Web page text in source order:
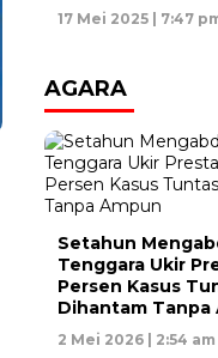
17 Mei 2025 | 7:47
AGARA
Setahun
Tenggara Ukir
Persen Kasus
Dihantam Tanpa
2 Mei 2026 | 2:54